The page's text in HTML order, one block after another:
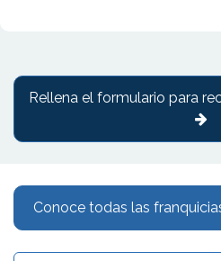
Conoce todas las